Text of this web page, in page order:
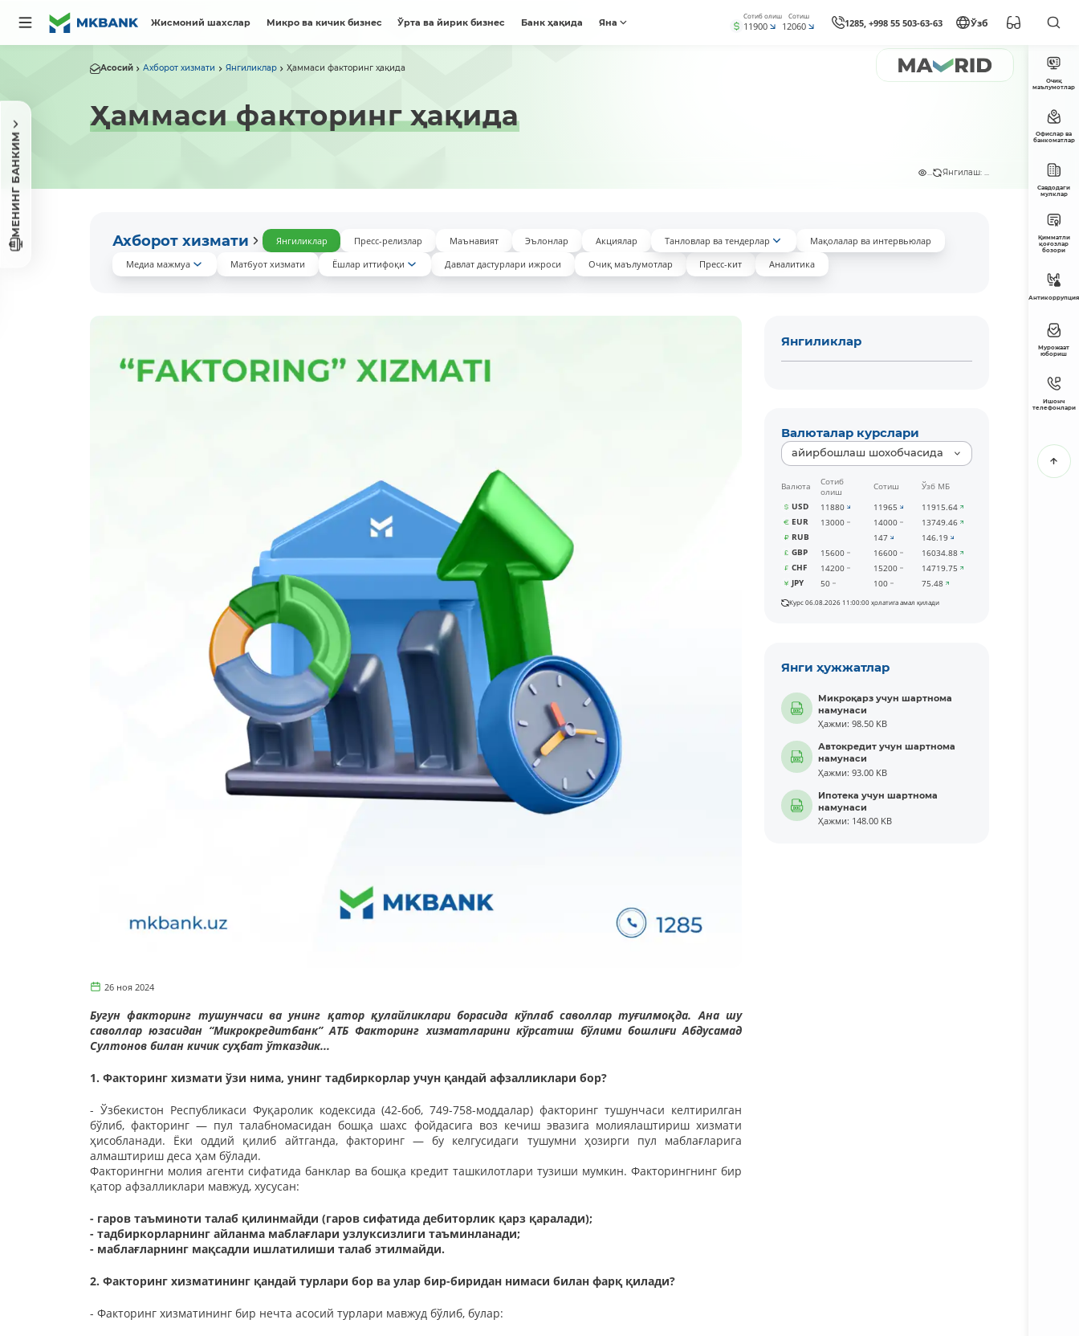
Жисмоний шахслар Микро ва кичик бизнес Ўрта ва йирик бизнес Банк ҳақида Яна
Сотиб олиш
11900
Сотиш
12060 1285, +998 55 503-63-63 Ўзб
МЕНИНГ БАНКИМ
Асосий Ахборот хизмати Янгиликлар Ҳаммаси факторинг ҳақида
Ҳаммаси факторинг ҳақида
... Янгилаш: ...
Ахборот хизмати Янгиликлар Пресс-релизлар Маънавият Эълонлар Акциялар Танловлар ва тендерлар
Мақолалар ва интервьюлар
Медиа мажмуа
Матбуот хизмати Ёшлар иттифоқи Давлат дастурлари ижроси Очиқ маълумотлар Пресс-кит Аналитика
26 ноя 2024
Бугун факторинг тушунчаси ва унинг қатор қулайликлари борасида кўплаб саволлар туғилмоқда. Aна шу
саволлар юзасидан “Микрокредитбанк” AТБ Факторинг хизматларини кўрсатиш бўлими бошлиғи Aбдусамад
Султонов билан кичик суҳбат ўтказдик...
1. Факторинг хизмати ўзи нима, унинг тадбиркорлар учун қандай афзалликлари бор?
- Ўзбекистон Республикаси Фуқаролик кодексида (42-боб, 749-758-моддалар) факторинг тушунчаси келтирилган
бўлиб, факторинг — пул талабномасидан бошқа шахс фойдасига воз кечиш эвазига молиялаштириш хизмати
ҳисобланади. Ёки оддий қилиб айтганда, факторинг — бу келгусидаги тушумни ҳозирги пул маблағларига
алмаштириш деса ҳам бўлади.
Факторингни молия агенти сифатида банклар ва бошқа кредит ташкилотлари тузиши мумкин. Факторингнинг бир
қатор афзалликлари мавжуд, хусусан:
- гаров таъминоти талаб қилинмайди (гаров сифатида дебиторлик қарз қаралади);
- тадбиркорларнинг айланма маблағлари узлуксизлиги таъминланади;
- маблағларнинг мақсадли ишлатилиши талаб этилмайди.
2. Факторинг хизматининг қандай турлари бор ва улар бир-биридан нимаси билан фарқ қилади?
- Факторинг хизматининг бир нечта асосий турлари мавжуд бўлиб, булар:
Янгиликлар
Валюталар курслари
айирбошлаш шохобчасида
Валюта
Сотиб
олиш
Сотиш
Ўзб МБ
USD
11880 11965
11915.64
EUR
13000 14000
13749.46
RUB
147
146.19
GBP
15600 16600
16034.88
CHF
14200 15200
14719.75
JPY
50 100 75.48
Курс 06.08.2026 11:00:00 ҳолатига амал қилади
Янги ҳужжатлар
Микроқарз учун шартнома
намунаси
Ҳажми: 98.50 KB
Автокредит учун шартнома
намунаси
Ҳажми: 93.00 KB
Ипотека учун шартнома
намунаси
Ҳажми: 148.00 KB
Очиқ
маълумотлар
Офислар ва
банкоматлар
Савдодаги
мулклар
Қимматли
қоғозлар
бозори
Антикоррупция
Мурожаат
юбориш
Ишонч
телефонлари